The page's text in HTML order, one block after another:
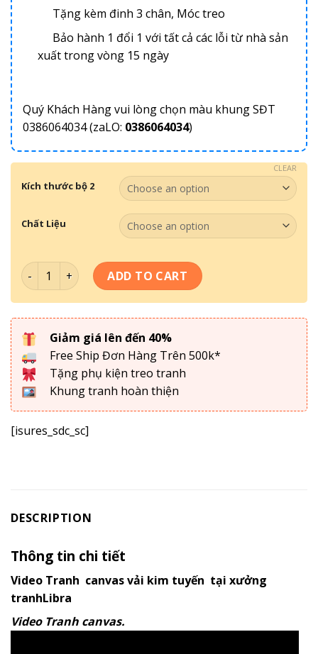
Tặng kèm đinh 3 chân, Móc treo
Bảo hành 1 đổi 1 với tất cả các lỗi từ nhà sản
xuất trong vòng 15 ngày
Quý Khách Hàng vui lòng chọn màu khung SĐT
0386064034 (zaLO: 0386064034)
Kích thước bộ 2
Chất Liệu
CLEAR
Bộ Tranh Động Lực set 16 quantity
ADD TO CART
Giảm giá lên đến 40%
Free Ship Đơn Hàng Trên 500k*
Tặng phụ kiện treo tranh
Khung tranh hoàn thiện
[isures_sdc_sc]
DESCRIPTION
Thông tin chi tiết
Video Tranh canvas vải kim tuyến tại xưởng
tranhLibra
Video Tranh canvas.